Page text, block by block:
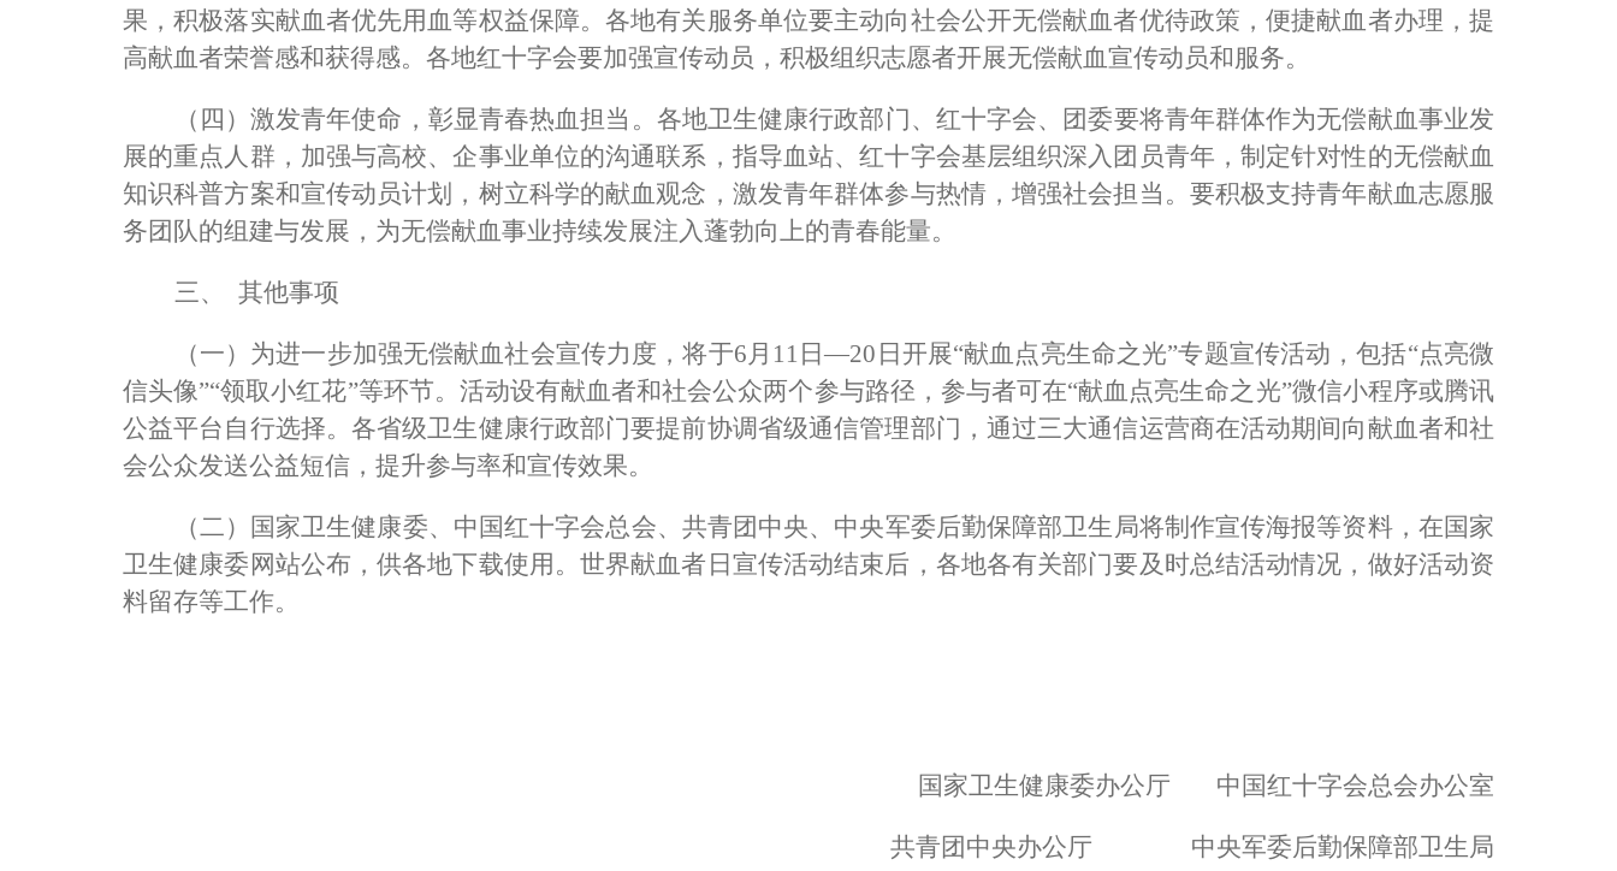
果，积极落实献血者优先用血等权益保障。各地有关服务单位要主动向社会公开无偿献血者优待政策，便捷献血者办理，提
高献血者荣誉感和获得感。各地红十字会要加强宣传动员，积极组织志愿者开展无偿献血宣传动员和服务。
（四）激发青年使命，彰显青春热血担当。 各地卫生健康行政部门、红十字会、团委要将青年群体作为无偿献血事业发
展的重点人群，加强与高校、企事业单位的沟通联系，指导血站、红十字会基层组织深入团员青年，制定针对性的无偿献血
知识科普方案和宣传动员计划，树立科学的献血观念，激发青年群体参与热情，增强社会担当。要积极支持青年献血志愿服
务团队的组建与发展，为无偿献血事业持续发展注入蓬勃向上的青春能量。
三、 其他事项
（一）为进一步加强无偿献血社会宣传力度，将于6月 11 日—20 日开展“献血点亮生命之光”专题宣传活动，包括“点亮微
信头像”“领取小红花”等环节。活动设有献血者和社会公众两个参与路径，参与者可在“献血点亮生命之光”微信小程序或腾讯
公益平台自行选择。各省级卫生健康行政部门要提前协调省级通信管理部门，通过三大通信运营商在活动期间向献血者和社
会公众发送公益短信，提升参与率和宣传效果。
（二）国家卫生健康委、中国红十字会总会、共青团中央、中央军委后勤保障部卫生局将制作宣传海报等资料，在国家
卫生健康委网站公布，供各地下载使用。世界献血者日宣传活动结束后，各地各有关部门要及时总结活动情况，做好活动资
料留存等工作。
国家卫生健康委办公厅 中国红十字会总会办公室
共青团中央办公厅 中央军委后勤保障部卫生局